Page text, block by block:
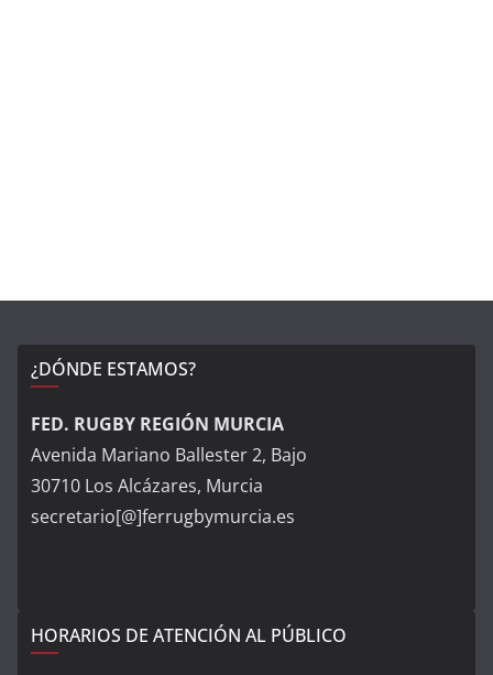
¿DÓNDE ESTAMOS?
FED. RUGBY REGIÓN MURCIA
Avenida Mariano Ballester 2, Bajo
30710 Los Alcázares, Murcia
secretario[@]ferrugbymurcia.es
HORARIOS DE ATENCIÓN AL PÚBLICO